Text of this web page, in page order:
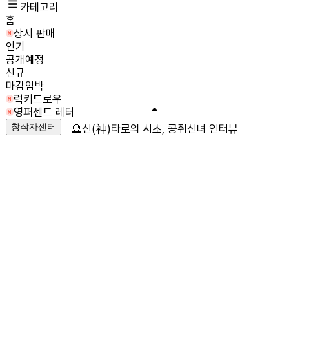
카테고리
홈
상시 판매
인기
공개예정
신규
마감임박
럭키드로우
영퍼센트 레터
창작자센터 🔮신(神)타로의 시초, 콩쥐신녀 인터뷰